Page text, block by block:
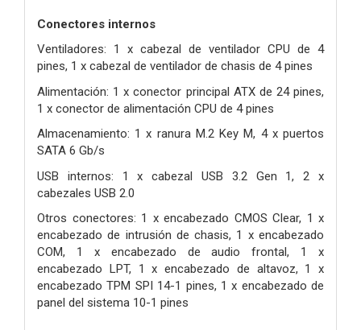
Conectores internos
Ventiladores: 1 x cabezal de ventilador CPU de 4
pines, 1 x cabezal de ventilador de chasis de 4 pines
Alimentación: 1 x conector principal ATX de 24 pines,
1 x conector de alimentación CPU de 4 pines
Almacenamiento: 1 x ranura M.2 Key M, 4 x puertos
SATA 6 Gb/s
USB internos: 1 x cabezal USB 3.2 Gen 1, 2 x
cabezales USB 2.0
Otros conectores: 1 x encabezado CMOS Clear, 1 x
encabezado de intrusión de chasis, 1 x encabezado
COM, 1 x encabezado de audio frontal, 1 x
encabezado LPT, 1 x encabezado de altavoz, 1 x
encabezado TPM SPI 14-1 pines, 1 x encabezado de
panel del sistema 10-1 pines